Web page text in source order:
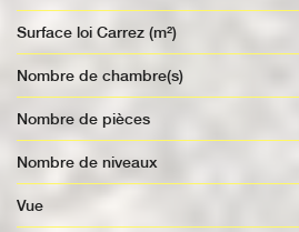
Surface loi Carrez (m²)
Nombre de chambre(s)
Nombre de pièces
Nombre de niveaux
Vue